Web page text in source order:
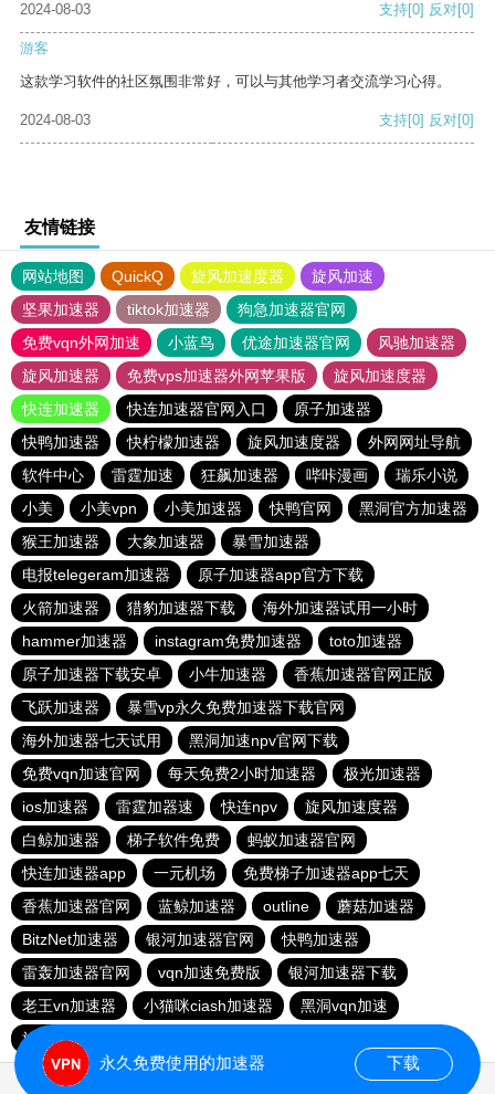
2024-08-03
支持[0] 反对[0]
游客
这款学习软件的社区氛围非常好，可以与其他学习者交流学习心得。
2024-08-03 支持[0] 反对[0]
友情链接
网站地图 QuickQ 旋风加速度器
旋风加速
坚果加速器
tiktok加速器
狗急加速器官网
免费vqn外网加速
小蓝鸟 优途加速器官网
风驰加速器
旋风加速器
免费vps加速器外网苹果版
旋风加速度器
快连加速器
快连加速器官网入口
原子加速器
快鸭加速器
快柠檬加速器 旋风加速度器
外网网址导航
软件中心
雷霆加速 狂飙加速器 哔咔漫画
瑞乐小说
小美
小美vpn 小美加速器 快鸭官网
黑洞官方加速器
猴王加速器
大象加速器
暴雪加速器
电报telegeram加速器
原子加速器app官方下载
火箭加速器
猎豹加速器下载
海外加速器试用一小时
hammer加速器
instagram免费加速器
toto加速器
原子加速器下载安卓
小牛加速器
香蕉加速器官网正版
飞跃加速器
暴雪vp永久免费加速器下载官网
海外加速器七天试用
黑洞加速npv官网下载
免费vqn加速官网
每天免费2小时加速器
极光加速器
ios加速器
雷霆加器速 快连npv
旋风加速度器
白鲸加速器
梯子软件免费
蚂蚁加速器官网
快连加速器app
一元机场
免费梯子加速器app七天
香蕉加速器官网
蓝鲸加速器 outline
蘑菇加速器
BitzNet加速器
银河加速器官网
快鸭加速器
雷轰加速器官网
vqn加速免费版
银河加速器下载
老王vn加速器
小猫咪ciash加速器
黑洞vqn加速
旋风加速度器
永久免费使用的加速器 下载